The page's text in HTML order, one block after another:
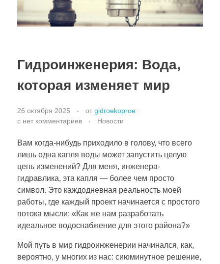
Гидроинженерия: Вода,
которая изменяет мир
26 октября 2025 от gidroekoproe
с нет комментариев Новости
Вам когда-нибудь приходило в голову, что всего
лишь одна капля воды может запустить целую
цепь изменений? Для меня, инженера-
гидравлика, эта капля — более чем просто
символ. Это каждодневная реальность моей
работы, где каждый проект начинается с простого
потока мысли: «Как же нам разработать
идеальное водоснабжение для этого района?»
Мой путь в мир гидроинженерии начинался, как,
вероятно, у многих из нас: сиюминутное решение,